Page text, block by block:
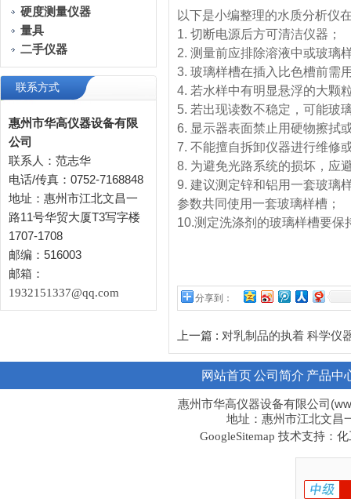
硬度测量仪器
量具
二手仪器
联系方式
惠州市华高仪器设备有限
公司
联系人：范志华
电话/传真：0752-7168848
地址：惠州市江北文昌一
路11号华贸大厦T3写字楼
1707-1708
邮编：516003
邮箱：
1932151337@qq.com
以下是小编整理的水质分析
1. 切断电源后方可清洁仪
2. 测量前应排除溶液中或玻
3. 玻璃样槽在插入比色槽前
4. 若水样中有明显悬浮的大
5. 若出现读数不稳定，可能
6. 显示器表面禁止用硬物
7. 不能擅自拆卸仪器进行维
8. 为避免光路系统的损坏，
9. 建议测定锌和铝用一套玻璃
参数共同使用一套玻璃样
10.测定洗涤剂的玻璃样槽要保
分享到：
上一篇 : 对乳制品的执着 科学仪
网站首页公司简介 产品中
惠州市华高仪器设备有限公司
地址：惠州市江北文昌
GoogleSitemap 技术支持：